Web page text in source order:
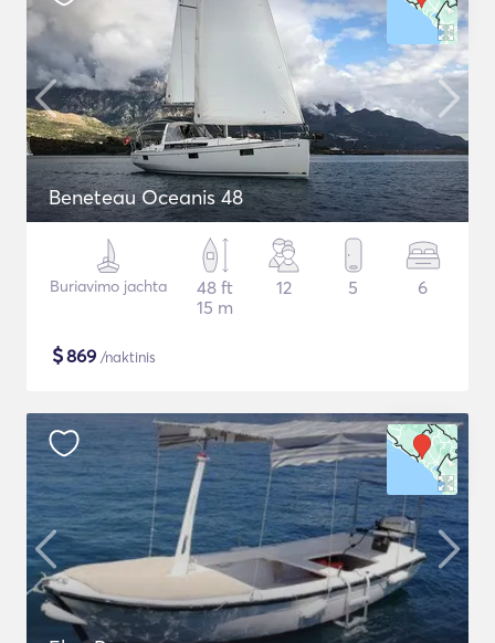
Beneteau Oceanis 48
Buriavimo jachta
48 ft
15 m
12 5 6
$869 /naktinis